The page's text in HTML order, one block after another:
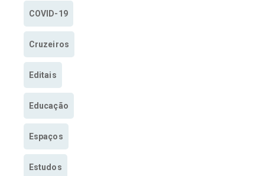
COVID-19
Cruzeiros
Editais
Educação
Espaços
Estudos